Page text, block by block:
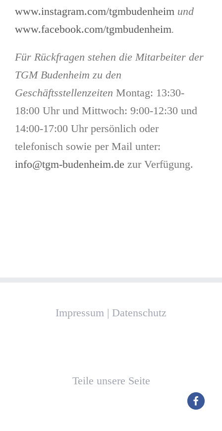
www.instagram.com/tgmbudenheimund
www.facebook.com/tgmbudenheim.
Für Rückfragen stehen die Mitarbeiter der
TGM Budenheim zu den
Geschäftsstellenzeiten Montag: 13:30-
18:00 Uhr und Mittwoch: 9:00-12:30 und
14:00-17:00 Uhr persönlich oder
telefonisch sowie per Mail unter:
info@tgm-budenheim.de zur Verfügung.
Impressum | Datenschutz
Teile unsere Seite